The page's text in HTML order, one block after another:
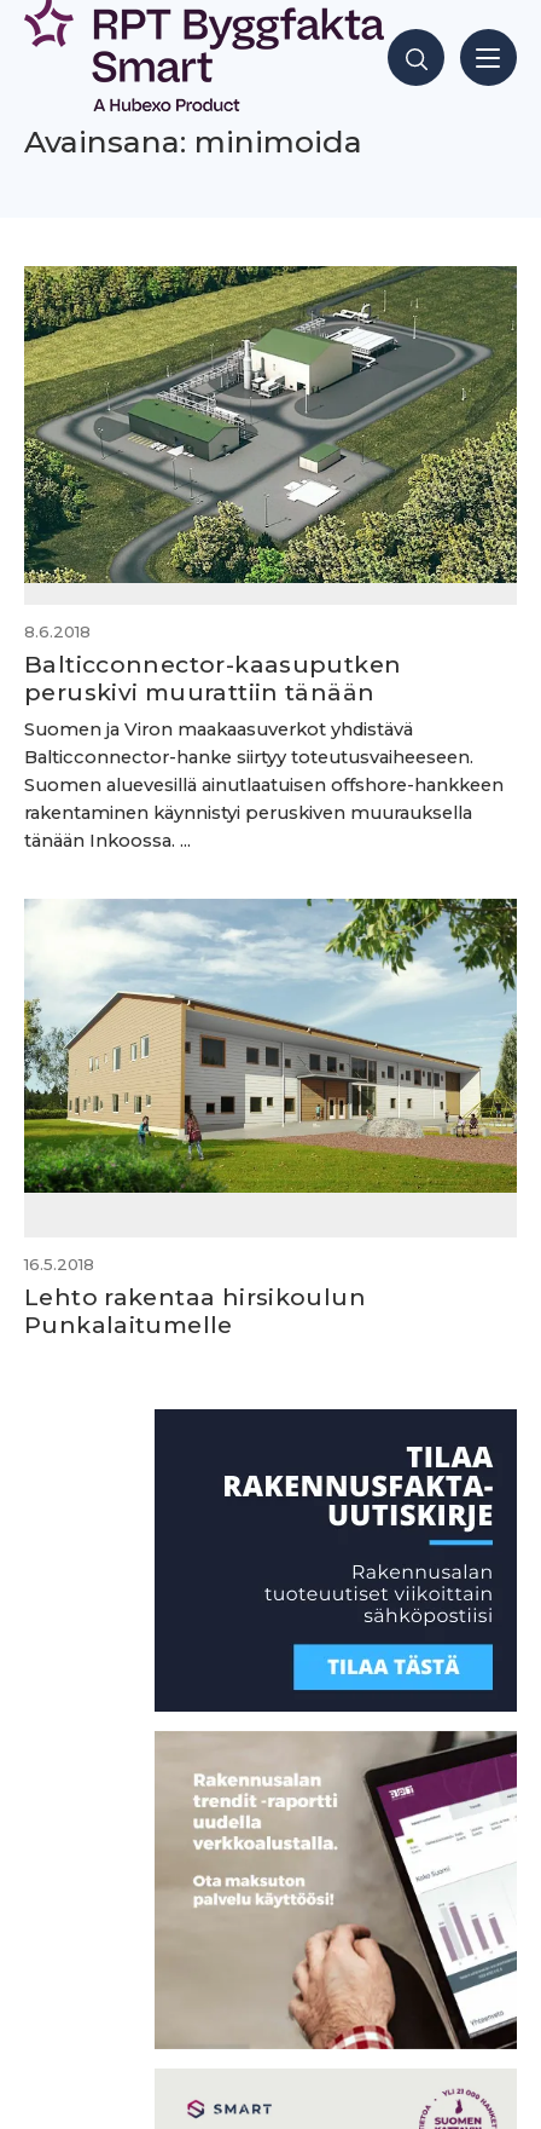
Siirry
sisältöön
Hae sisältöjä
Avainsana: minimoida
8.6.2018
Balticconnector-kaasuputken
peruskivi muurattiin tänään
Suomen ja Viron maakaasuverkot yhdistävä
Balticconnector-hanke siirtyy toteutusvaiheeseen.
Suomen aluevesillä ainutlaatuisen offshore-hankkeen
rakentaminen käynnistyi peruskiven muurauksella
tänään Inkoossa. ...
16.5.2018
Lehto rakentaa hirsikoulun
Punkalaitumelle